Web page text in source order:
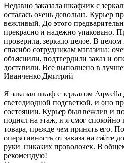
Недавно заказала шкафчик с
осталась очень довольна. Курьер
вежливый. До этого
прекрасно и надежно упаковано.
проверила, зеркало целое. В
спасибо сотрудникам магазина:
объяснили, подтвердили заказ и
доставили. Все выполнено в
Иванченко Дмитрий
Я заказал шкаф с зеркалом Aqwella
светодиодной подсветкой, и оно
состоянии. Курьер был вежлив и
поднял на этаж, и я смог спокойно
товара, прежде чем принять его.
оперативность от заказа на сайте
руки, никаких проволочек. В
рекомендую!